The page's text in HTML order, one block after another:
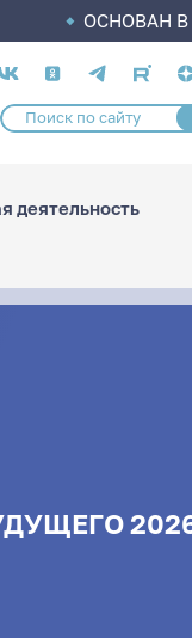
ОСНОВАН В
сети
деятельность